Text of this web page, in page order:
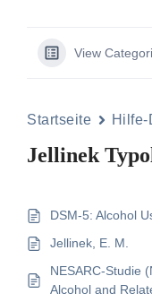
View
Startseite Hilfe-
Jellinek
DSM-5: Alcohol
Jellinek, E. M.
NESARC-Studie
Alcohol and